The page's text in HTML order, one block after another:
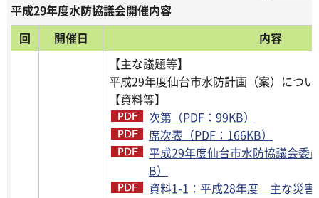
平成29年度水防協議会開催内容
回
開催日 内容
【主な議題等】
平成29年度仙台市水防計画（案）につい
【資料等】
次第（PDF：99KB）
席次表（PDF：166KB）
平成29年度仙台市水防協議会委
B）
資料1-1：平成28年度 主な災害